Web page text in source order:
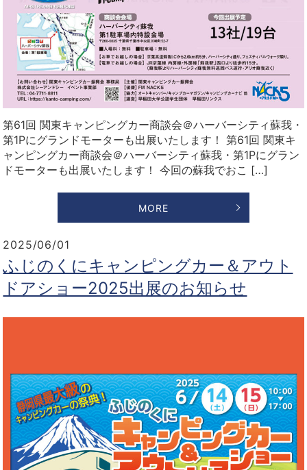
第61回 関東キャンピングカー商談会＠ハーバーシティ蘇我・
第1Pにグランドモーターも出展いたします！ 第61回 関東キ
ャンピングカー商談会＠ハーバーシティ蘇我・第1Pにグラン
ドモーターも出展いたします！ 今回の蘇我でおこ […]
MORE
2025/06/01
ふじのくにキャンピングカー＆アウト
ドアショー2025出展のお知らせ